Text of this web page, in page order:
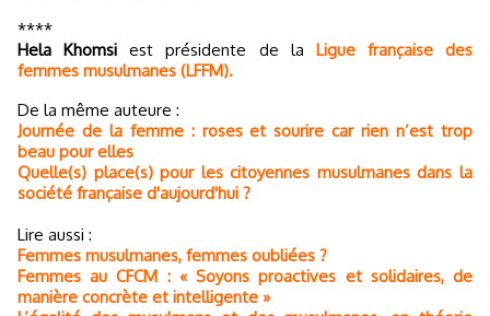
****
Hela Khomsi est présidente de la Ligue française des
femmes musulmanes (LFFM).
De la même auteure :
Journée de la femme : roses et sourire car rien n’est trop
beau pour elles
Quelle(s) place(s) pour les citoyennes musulmanes dans la
société française d'aujourd'hui ?
Lire aussi :
Femmes musulmanes, femmes oubliées ?
Femmes au CFCM : « Soyons proactives et solidaires, de
manière concrète et intelligente »